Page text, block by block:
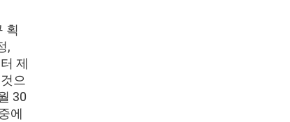
획
,
제
으
30
에